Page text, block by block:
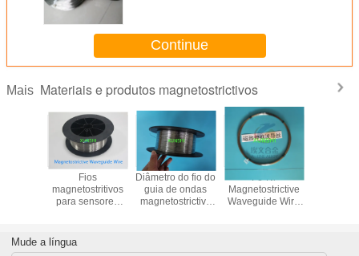
Continue
Mais Materiais e produtos magnetostrictivos
0,5
mm/0,8
Fios
magnetostritivos
para sensores
Entrega rápida e
amostra gratuita
Diâmetro do fio do
guia de ondas
magnetostrictivo
magnetostrictivo
Fe-Ni
Magnetostrictive
Waveguide Wire
Mude a língua